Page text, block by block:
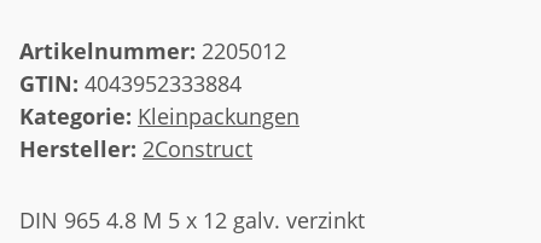
Artikelnummer: 2205012
GTIN: 4043952333884
Kategorie: Kleinpackungen
Hersteller: 2Construct
DIN 965 4.8 M 5 x 12 galv. verzinkt